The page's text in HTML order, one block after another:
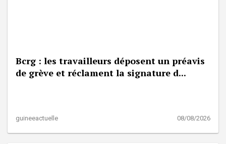
Bcrg : les travailleurs déposent un préavis
de grève et réclament la signature d...
guineeactuelle 08/08/2026